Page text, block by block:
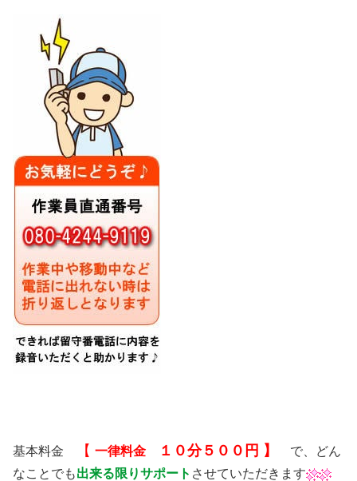
基本料金 【 一律料金 １０分５００円 】
で、どん
なことでも出来る限りサポート させていただきます